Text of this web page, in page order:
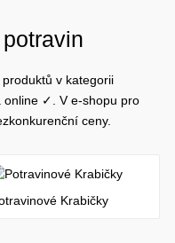
v kategorii
online ✓. V e-shopu pro
ceny.
Krabičky